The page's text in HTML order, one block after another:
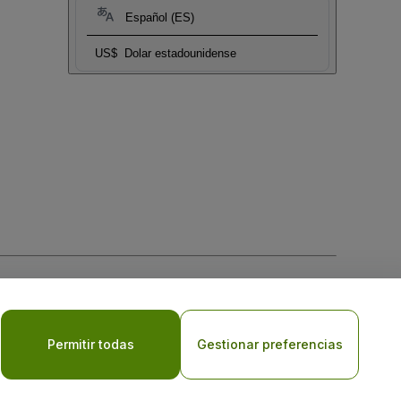
Español (ES)
US$ Dolar estadounidense
laPolítica de Privacidad para Móviles
Permitir todas Gestionar preferencias